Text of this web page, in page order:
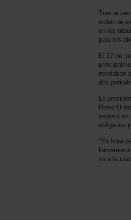
Tras la
orden de
en los
para los
El 17 de
revelaban
dos
La
Reino
sentará un
obligados
"Es hora
va a la